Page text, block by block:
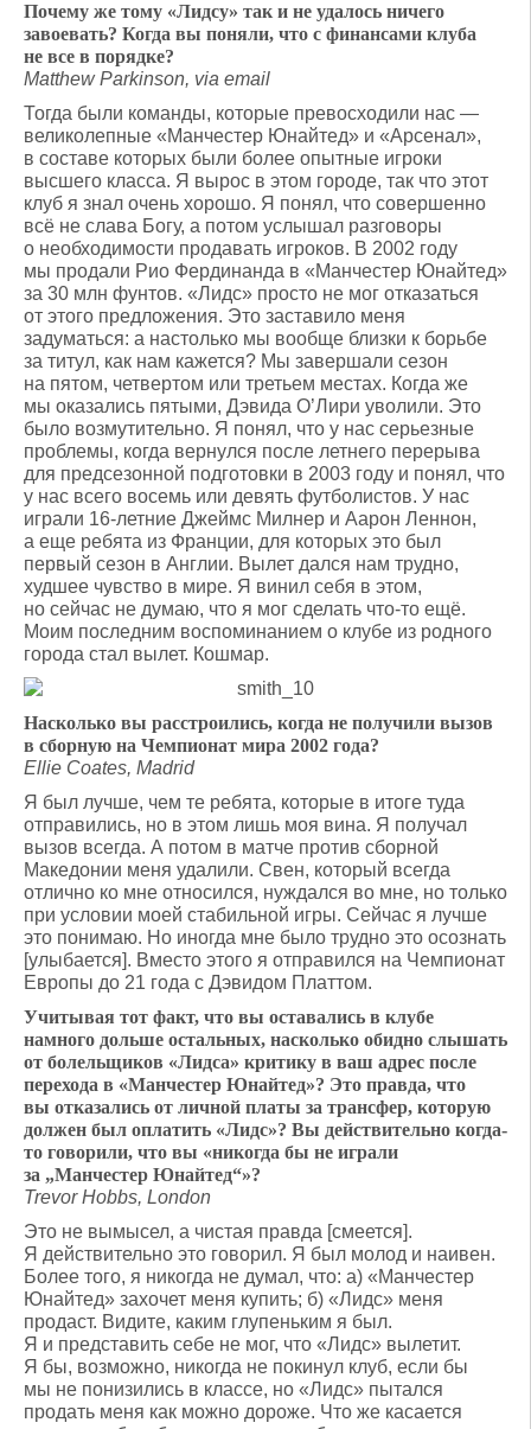
Почему же тому «Лидсу» так и не удалось ничего
завоевать? Когда вы поняли, что с финансами клуба
не все в порядке?
Matthew Parkinson, via email
Тогда были команды, которые превосходили нас —
великолепные «Манчестер Юнайтед» и «Арсенал»,
в составе которых были более опытные игроки
высшего класса. Я вырос в этом городе, так что этот
клуб я знал очень хорошо. Я понял, что совершенно
всё не слава Богу, а потом услышал разговоры
о необходимости продавать игроков. В 2002 году
мы продали Рио Фердинанда в «Манчестер Юнайтед»
за 30 млн фунтов. «Лидс» просто не мог отказаться
от этого предложения. Это заставило меня
задуматься: а настолько мы вообще близки к борьбе
за титул, как нам кажется? Мы завершали сезон
на пятом, четвертом или третьем местах. Когда же
мы оказались пятыми, Дэвида О’Лири уволили. Это
было возмутительно. Я понял, что у нас серьезные
проблемы, когда вернулся после летнего перерыва
для предсезонной подготовки в 2003 году и понял, что
у нас всего восемь или девять футболистов. У нас
играли 16-летние Джеймс Милнер и Аарон Леннон,
а еще ребята из Франции, для которых это был
первый сезон в Англии. Вылет дался нам трудно,
худшее чувство в мире. Я винил себя в этом,
но сейчас не думаю, что я мог сделать что-то ещё.
Моим последним воспоминанием о клубе из родного
города стал вылет. Кошмар.
Насколько вы расстроились, когда не получили вызов
в сборную на Чемпионат мира 2002 года?
Ellie Coates, Madrid
Я был лучше, чем те ребята, которые в итоге туда
отправились, но в этом лишь моя вина. Я получал
вызов всегда. А потом в матче против сборной
Македонии меня удалили. Свен, который всегда
отлично ко мне относился, нуждался во мне, но только
при условии моей стабильной игры. Сейчас я лучше
это понимаю. Но иногда мне было трудно это осознать
[улыбается]. Вместо этого я отправился на Чемпионат
Европы до 21 года с Дэвидом Платтом.
Учитывая тот факт, что вы оставались в клубе
намного дольше остальных, насколько обидно слышать
от болельщиков «Лидса» критику в ваш адрес после
перехода в «Манчестер Юнайтед»? Это правда, что
вы отказались от личной платы за трансфер, которую
должен был оплатить «Лидс»? Вы действительно когда-
то говорили, что вы «никогда бы не играли
за „Манчестер Юнайтед“»?
Trevor Hobbs, London
Это не вымысел, а чистая правда [смеется].
Я действительно это говорил. Я был молод и наивен.
Более того, я никогда не думал, что: а) «Манчестер
Юнайтед» захочет меня купить; б) «Лидс» меня
продаст. Видите, каким глупеньким я был.
Я и представить себе не мог, что «Лидс» вылетит.
Я бы, возможно, никогда не покинул клуб, если бы
мы не понизились в классе, но «Лидс» пытался
продать меня как можно дороже. Что же касается